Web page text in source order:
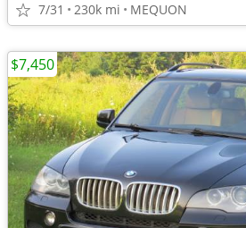
7/31 230k mi MEQUON
$7,450